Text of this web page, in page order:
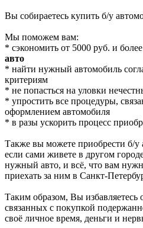
Вы собираетесь купить б/у
Мы поможем вам:
* сэкономить от 5000 руб. и
авто
* найти нужный автомобиль
критериям
* не попасться на уловки
* упростить все процедуры,
оформлением автомобиля
* в разы ускорить процесс
Также вы можете приобрести б/
если сами живете в другом
нужный авто, и всё, что вам
приехать за ним в Санкт-
Таким образом, Вы избавляетесь
связанных с покупкой
своё личное время, деньги и